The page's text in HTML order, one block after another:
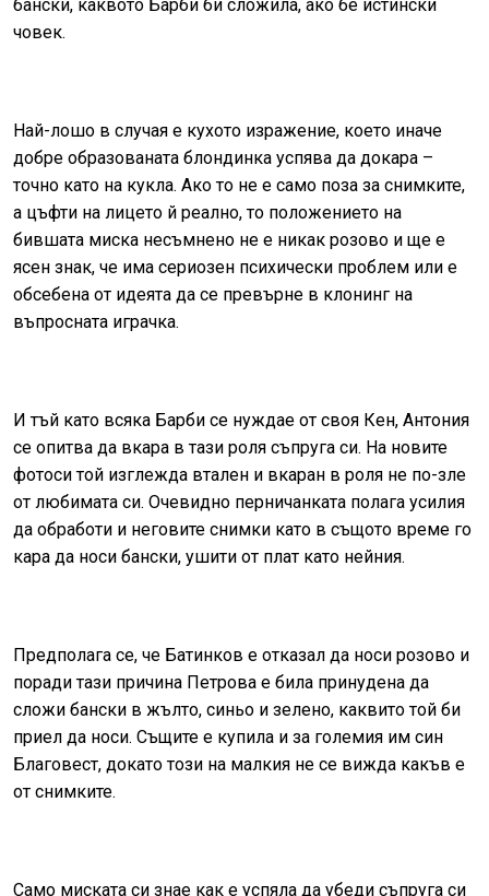
бански, каквото Барби би сложила, ако бе истински
човек.
Най-лошо в случая е кухото изражение, което иначе
добре образованата блондинка успява да докара –
точно като на кукла. Ако то не е само поза за снимките,
а цъфти на лицето й реално, то положението на
бившата миска несъмнено не е никак розово и ще е
ясен знак, че има сериозен психически проблем или е
обсебена от идеята да се превърне в клонинг на
въпросната играчка.
И тъй като всяка Барби се нуждае от своя Кен, Антония
се опитва да вкара в тази роля съпруга си. На новите
фотоси той изглежда втален и вкаран в роля не по-зле
от любимата си. Очевидно перничанката полага усилия
да обработи и неговите снимки като в същото време го
кара да носи бански, ушити от плат като нейния.
Предполага се, че Батинков е отказал да носи розово и
поради тази причина Петрова е била принудена да
сложи бански в жълто, синьо и зелено, каквито той би
приел да носи. Същите е купила и за големия им син
Благовест, докато този на малкия не се вижда какъв е
от снимките.
Само миската си знае как е успяла да убеди съпруга си